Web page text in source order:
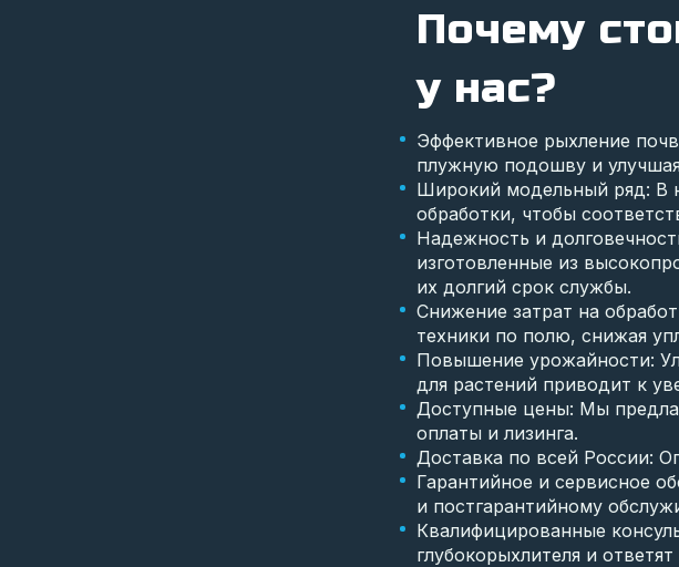
Почему
у нас?
Эффективное рыхление
плужную подошву и улучшая
Широкий модельный ряд: В
обработки, чтобы
Надежность и
изготовленные из
их долгий срок службы.
Снижение затрат на
техники по полю, снижая
Повышение урожайности:
для растений приводит к
Доступные цены: Мы
оплаты и лизинга.
Доставка по всей России:
Гарантийное и сервисное
и постгарантийному
Квалифицированные
глубокорыхлителя и